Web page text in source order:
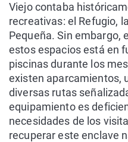
Viejo contaba
recreativas: el Refugio,
Pequeña. Sin embargo,
estos espacios está en
piscinas durante los
existen aparcamientos,
diversas rutas
equipamiento es
necesidades de los
recuperar este enclave